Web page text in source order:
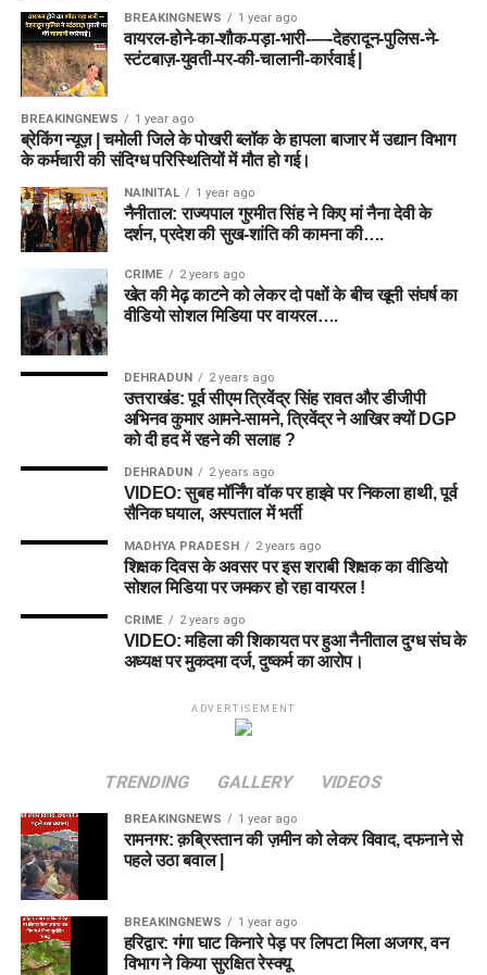
BREAKINGNEWS 1 year ago
वायरल-होने-का-शौक-पड़ा-भारी-—-देहरादून-पुलिस-ने-
स्टंटबाज़-युवती-पर-की-चालानी-कार्रवाई |
BREAKINGNEWS 1 year ago
ब्रेकिंग न्यूज़ | चमोली जिले के पोखरी ब्लॉक के हापला बाजार में उद्यान विभाग
के कर्मचारी की संदिग्ध परिस्थितियों में मौत हो गई।
NAINITAL 1 year ago
नैनीताल: राज्यपाल गुरमीत सिंह ने किए मां नैना देवी के
दर्शन, प्रदेश की सुख-शांति की कामना की….
CRIME 2 years ago
खेत की मेढ़ काटने को लेकर दो पक्षों के बीच खूनी संघर्ष का
वीडियो सोशल मिडिया पर वायरल….
DEHRADUN 2 years ago
उत्तराखंड: पूर्व सीएम त्रिवेंद्र सिंह रावत और डीजीपी
अभिनव कुमार आमने-सामने, त्रिवेंद्र ने आखिर क्यों DGP
को दी हद में रहने की सलाह ?
DEHRADUN 2 years ago
VIDEO: सुबह मॉर्निंग वॉक पर हाइवे पर निकला हाथी, पूर्व
सैनिक घयाल, अस्पताल में भर्ती
MADHYA PRADESH 2 years ago
शिक्षक दिवस के अवसर पर इस शराबी शिक्षक का वीडियो
सोशल मिडिया पर जमकर हो रहा वायरल !
CRIME 2 years ago
VIDEO: महिला की शिकायत पर हुआ नैनीताल दुग्ध संघ के
अध्यक्ष पर मुकदमा दर्ज, दुष्कर्म का आरोप।
ADVERTISEMENT
TRENDING GALLERY VIDEOS
BREAKINGNEWS 1 year ago
रामनगर: क़ब्रिस्तान की ज़मीन को लेकर विवाद, दफनाने से
पहले उठा बवाल |
BREAKINGNEWS 1 year ago
हरिद्वार: गंगा घाट किनारे पेड़ पर लिपटा मिला अजगर, वन
विभाग ने किया सुरक्षित रेस्क्यू